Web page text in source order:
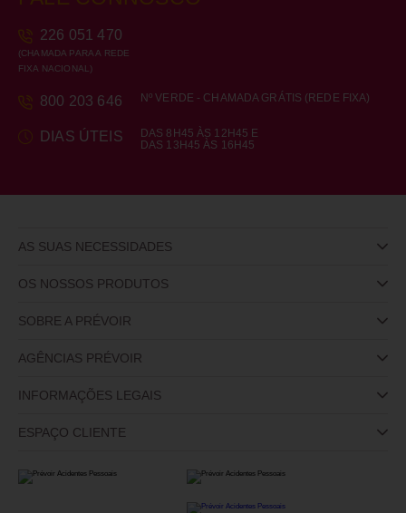
226 051 470
(CHAMADA PARA A REDE
FIXA NACIONAL)
800 203 646 Nº VERDE - CHAMADA GRÁTIS (REDE FIXA)
DIAS ÚTEIS
DAS 8H45 ÀS 12H45 E
DAS 13H45 ÀS 16H45
AS SUAS NECESSIDADES
OS NOSSOS PRODUTOS
SOBRE A PRÉVOIR
AGÊNCIAS PRÉVOIR
INFORMAÇÕES LEGAIS
ESPAÇO CLIENTE